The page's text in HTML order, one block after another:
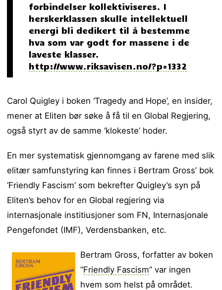
forbindelser kollektiviseres. I
herskerklassen skulle intellektuell
energi bli dedikert til å bestemme
hva som var godt for massene i de
laveste klasser.
http://www.riksavisen.no/?p=1332
Carol Quigley i boken ‘Tragedy and Hope’, en insider,
mener at Eliten bør søke å få til en Global Regjering,
også styrt av de samme ‘klokeste’ hoder.
En mer systematisk gjennomgang av farene med slik
elitær samfunstyring kan finnes i Bertram Gross’ bok
‘Friendly Fascism’ som bekrefter Quigley’s syn på
Eliten’s behov for en Global regjering via
internasjonale institiusjoner som FN, Internasjonale
Pengefondet (IMF), Verdensbanken, etc.
Bertram Gross, forfatter av boken
“Friendly Fascism” var ingen
hvem som helst på området.